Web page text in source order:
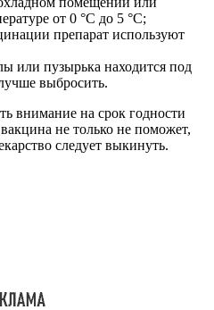
от 0 °С до 5 °С;
препарат используют
или пузырька находится под
выбросить.
внимание на срок годности
не только не поможет,
следует выкинуть.